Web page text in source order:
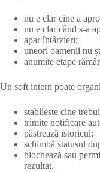
nu e clar cine a
nu e clar când s-a
apar întârzieri;
uneori oamenii nu
anumite etape
Un soft intern poate
stabilește cine
trimite notificare
păstrează istoricul;
schimbă statusul
blochează sau
rezultat.